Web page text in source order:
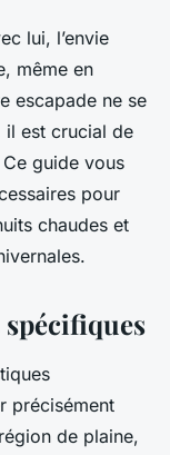
de
un
plaine
lui, l’envie
même en
escapade ne se
il est crucial de
Ce guide vous
pour
chaudes et
précisément
de plaine,